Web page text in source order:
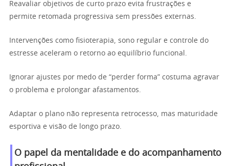
Reavaliar objetivos de curto prazo evita frustrações e
permite retomada progressiva sem pressões externas.
Intervenções como fisioterapia, sono regular e controle do
estresse aceleram o retorno ao equilíbrio funcional.
Ignorar ajustes por medo de “perder forma” costuma agravar
o problema e prolongar afastamentos.
Adaptar o plano não representa retrocesso, mas maturidade
esportiva e visão de longo prazo.
O papel da mentalidade e do acompanhamento